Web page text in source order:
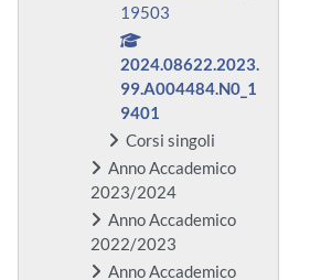
19503
2024.08622.2023.
99.A004484.N0_1
9401
Corsi singoli
Anno Accademico
2023/2024
Anno Accademico
2022/2023
Anno Accademico